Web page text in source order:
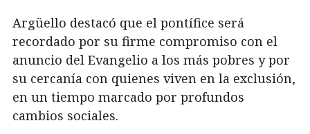
Argüello destacó que el pontífice será
recordado por su firme compromiso con el
anuncio del Evangelio a los más pobres y por
su cercanía con quienes viven en la exclusión,
en un tiempo marcado por profundos
cambios sociales.